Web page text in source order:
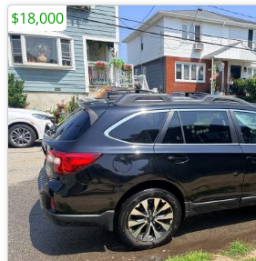
$18,000